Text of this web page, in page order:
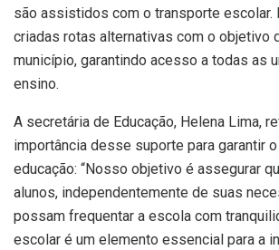
são assistidos com o transporte escolar.
criadas rotas alternativas com o objetivo
município, garantindo acesso a todas as
ensino.
A secretária de Educação, Helena Lima,
importância desse suporte para garantir
educação: “Nosso objetivo é assegurar
alunos, independentemente de suas
possam frequentar a escola com
escolar é um elemento essencial para a